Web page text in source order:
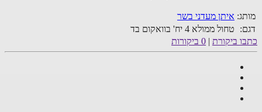
מותג: איתן מעדני בשר
דגם:
טחול ממולא 4 יח' בוואקום בד
כתבו ביקורת | 0 ביקורות